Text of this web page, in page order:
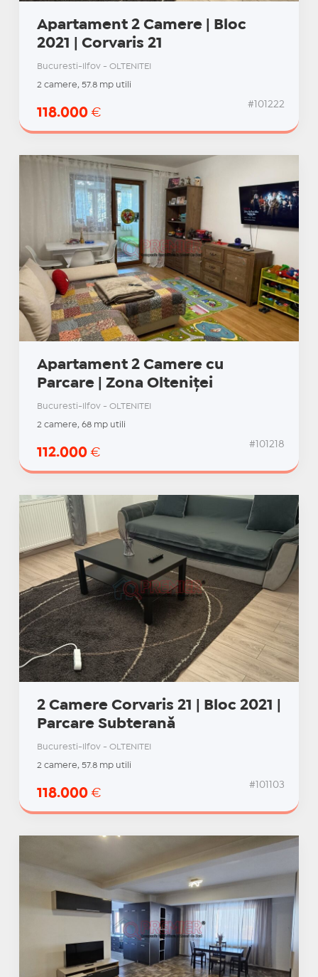
Apartament 2 Camere | Bloc
2021 | Corvaris 21
Bucuresti-Ilfov - OLTENITEI
2 camere, 57.8 mp utili
118.000 €
#101222
Apartament 2 Camere cu
Parcare | Zona Olteniței
Bucuresti-Ilfov - OLTENITEI
2 camere, 68 mp utili
112.000 €
#101218
2 Camere Corvaris 21 | Bloc 2021 |
Parcare Subterană
Bucuresti-Ilfov - OLTENITEI
2 camere, 57.8 mp utili
118.000 €
#101103